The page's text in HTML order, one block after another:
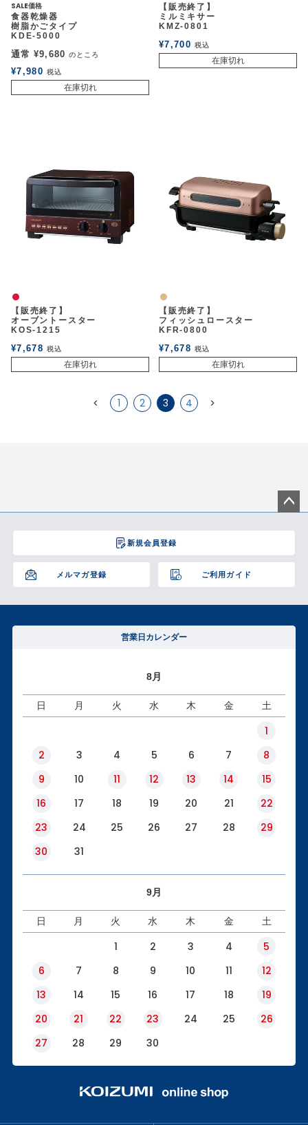
SALE価格
食器乾燥器
樹脂かごタイプ
KDE-5000
通常 ¥9,680 のところ
¥7,980 税込
在庫切れ
【販売終了】
ミルミキサー
KMZ-0801
¥7,700 税込
在庫切れ
赤
【販売終了】
オーブントースター
KOS-1215
¥7,678 税込
在庫切れ
ナチュラル
【販売終了】
フィッシュロースター
KFR-0800
¥7,678 税込
在庫切れ
1 2 3 4
新規会員登録
メルマガ登録 ご利用ガイド
ジト
へ
営業日カレンダー
8月
日 月 火 水 木 金 土
1
2
3 4 5 6 7
8
9
10 11 12 13 14
15
16
17 18 19 20 21
22
23
24 25 26 27 28
29
30
31
9月
日 月 火 水 木 金 土
1 2 3 4
5
6
7 8 9 10 11
12
13
14 15 16 17 18
19
20
21 22 23 24 25
26
27
28 29 30